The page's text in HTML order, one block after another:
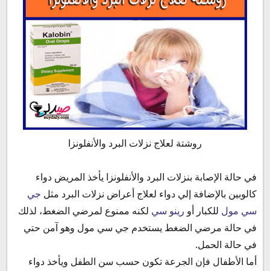
روشتة لعلاج نزلات البرد والأنفلونزا
في حالة الإصابة بنزلات البرد والأنفلونزا يأخذ المريض دواء
كالوبين بالإضافة إلي دواء لعلاج أعراض نزلات البرد مثل جي
سي مول للكبار أو رينو سي لكنه ممنوع لمرضي الضغط، لذلك
في حالة مرضي الضغط يستخدم جي سي مول وهو آمن حتي
في حالة الحمل.
أما الأطفال فإن الجرعة تكون حسب سن الطفل ويأخذ دواء